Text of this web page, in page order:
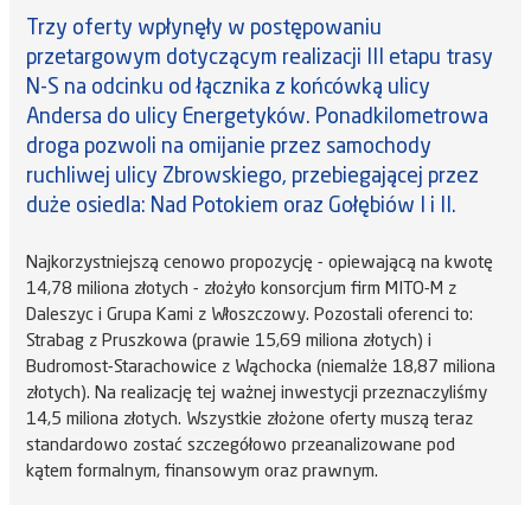
Trzy oferty wpłynęły w postępowaniu
przetargowym dotyczącym realizacji III etapu trasy
N-S na odcinku od łącznika z końcówką ulicy
Andersa do ulicy Energetyków. Ponadkilometrowa
droga pozwoli na omijanie przez samochody
ruchliwej ulicy Zbrowskiego, przebiegającej przez
duże osiedla: Nad Potokiem oraz Gołębiów I i II.
Najkorzystniejszą cenowo propozycję - opiewającą na kwotę
14,78 miliona złotych - złożyło konsorcjum firm MITO-M z
Daleszyc i Grupa Kami z Włoszczowy. Pozostali oferenci to:
Strabag z Pruszkowa (prawie 15,69 miliona złotych) i
Budromost-Starachowice z Wąchocka (niemalże 18,87 miliona
złotych). Na realizację tej ważnej inwestycji przeznaczyliśmy
14,5 miliona złotych. Wszystkie złożone oferty muszą teraz
standardowo zostać szczegółowo przeanalizowane pod
kątem formalnym, finansowym oraz prawnym.